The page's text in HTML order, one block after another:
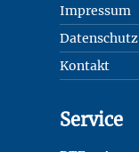
Impressum
Datenschutz
Kontakt
Service